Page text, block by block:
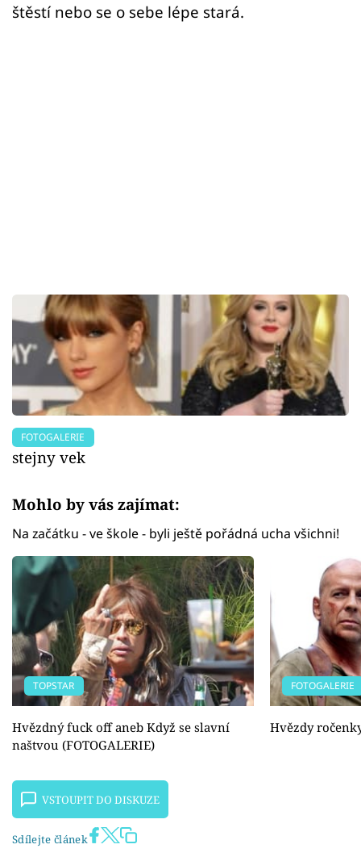
štěstí nebo se o sebe lépe stará.
FOTOGALERIE
stejny vek
Mohlo by vás zajímat:
Na začátku - ve škole - byli ještě pořádná ucha všichni!
TOPSTAR
Hvězdný fuck off aneb Když se slavní
naštvou (FOTOGALERIE)
FOTOGALERIE
Hvězdy
VSTOUPIT DO DISKUZE
Sdílejte článek